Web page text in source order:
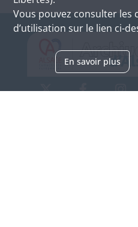
Vous pouvez consulter les
d’utilisation sur le lien ci-
En savoir plus